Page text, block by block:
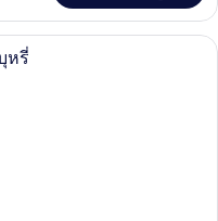
พัก, เตียงควีนไซส์ 1 เตียง, ปลอด
หรี่